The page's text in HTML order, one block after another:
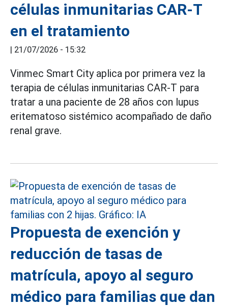
células inmunitarias CAR-T
en el tratamiento
| 21/07/2026 - 15:32
Vinmec Smart City aplica por primera vez la
terapia de células inmunitarias CAR-T para
tratar a una paciente de 28 años con lupus
eritematoso sistémico acompañado de daño
renal grave.
Propuesta de exención y
reducción de tasas de
matrícula, apoyo al seguro
médico para familias que dan